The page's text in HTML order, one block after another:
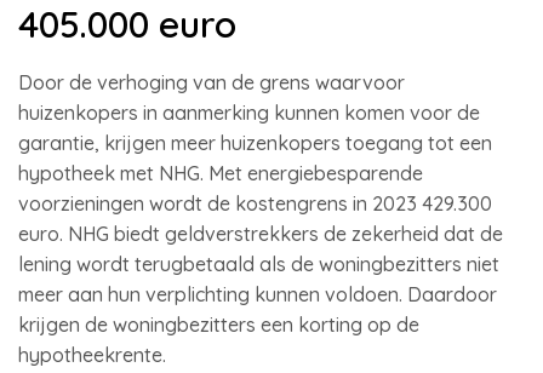
405.000 euro
Door de verhoging van de grens waarvoor
huizenkopers in aanmerking kunnen komen voor de
garantie, krijgen meer huizenkopers toegang tot een
hypotheek met NHG. Met energiebesparende
voorzieningen wordt de kostengrens in 2023 429.300
euro. NHG biedt geldverstrekkers de zekerheid dat de
lening wordt terugbetaald als de woningbezitters niet
meer aan hun verplichting kunnen voldoen. Daardoor
krijgen de woningbezitters een korting op de
hypotheekrente.